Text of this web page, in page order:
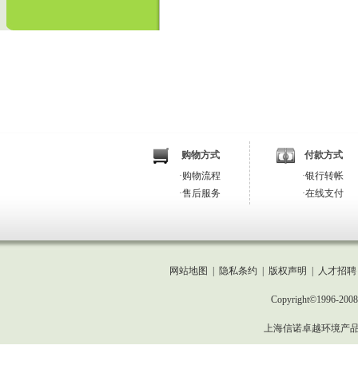
购物方式
·购物流程
·售后服务
付款方式
·银行转帐
·在线支付
网站地图 隐私条约 版权声明 人才招聘
Copyright©1996-
上海信诺卓越环境产